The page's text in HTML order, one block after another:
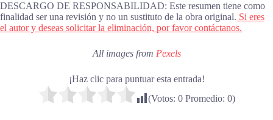
DESCARGO DE RESPONSABILIDAD: Este resumen tiene como
finalidad ser una revisión y no un sustituto de la obra original. Si eres
el autor y deseas solicitar la eliminación, por favor contáctanos.
All images from Pexels
¡Haz clic para puntuar esta entrada!
(Votos: 0Promedio: 0)